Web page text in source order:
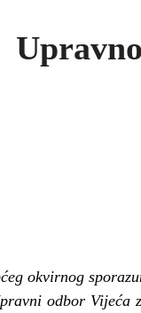
okvirnog
odbor Vijeća